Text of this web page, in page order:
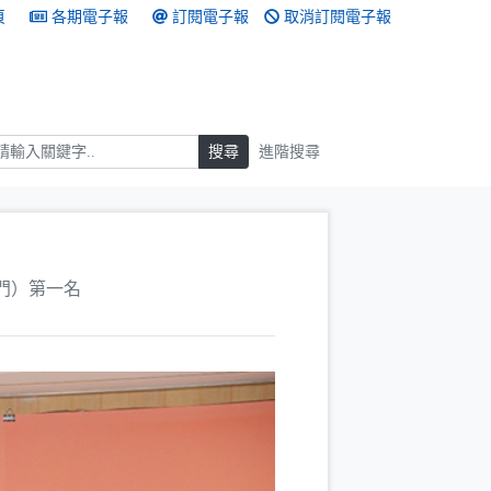
各期電子報 訂閱電子報 取消訂閱電子報
搜尋 進階搜尋
）第一名